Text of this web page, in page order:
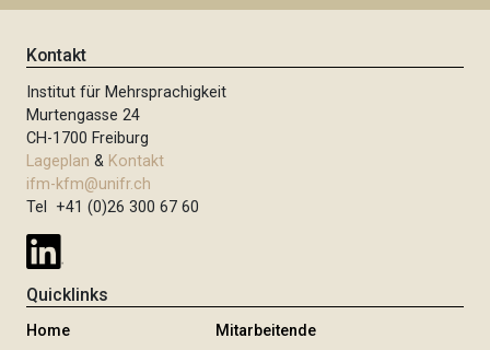
Kontakt
Institut für Mehrsprachigkeit
Murtengasse 24
CH-1700 Freiburg
Lageplan & Kontakt
ifm-kfm@unifr.ch
Tel +41 (0)26 300 67 60
Quicklinks
Home
Mitarbeitende